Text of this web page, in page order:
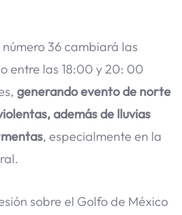
36 cambiará las
entre las 18:00 y 20: 00
generando evento de norte
además de lluvias
, especialmente en la
sobre el Golfo de México